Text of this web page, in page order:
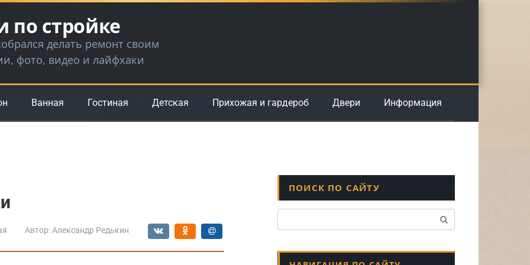
по стройке
делать ремонт своим
фото, видео и лайфхаки
Ванная Гостиная Детская Прихожая и гардероб Двери Информация
Автор: Александр Редькин
ПОИСК ПО САЙТУ